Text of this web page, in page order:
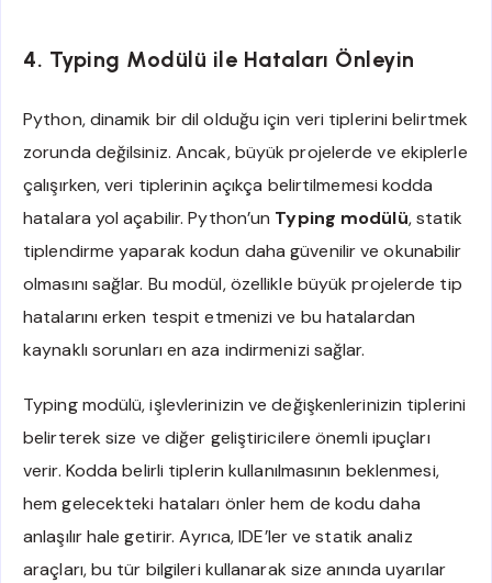
4. Typing Modülü ile Hataları Önleyin
Python, dinamik bir dil olduğu için veri tiplerini belirtmek
zorunda değilsiniz. Ancak, büyük projelerde ve ekiplerle
çalışırken, veri tiplerinin açıkça belirtilmemesi kodda
hatalara yol açabilir. Python’un Typing modülü, statik
tiplendirme yaparak kodun daha güvenilir ve okunabilir
olmasını sağlar. Bu modül, özellikle büyük projelerde tip
hatalarını erken tespit etmenizi ve bu hatalardan
kaynaklı sorunları en aza indirmenizi sağlar.
Typing modülü, işlevlerinizin ve değişkenlerinizin tiplerini
belirterek size ve diğer geliştiricilere önemli ipuçları
verir. Kodda belirli tiplerin kullanılmasının beklenmesi,
hem gelecekteki hataları önler hem de kodu daha
anlaşılır hale getirir. Ayrıca, IDE’ler ve statik analiz
araçları, bu tür bilgileri kullanarak size anında uyarılar